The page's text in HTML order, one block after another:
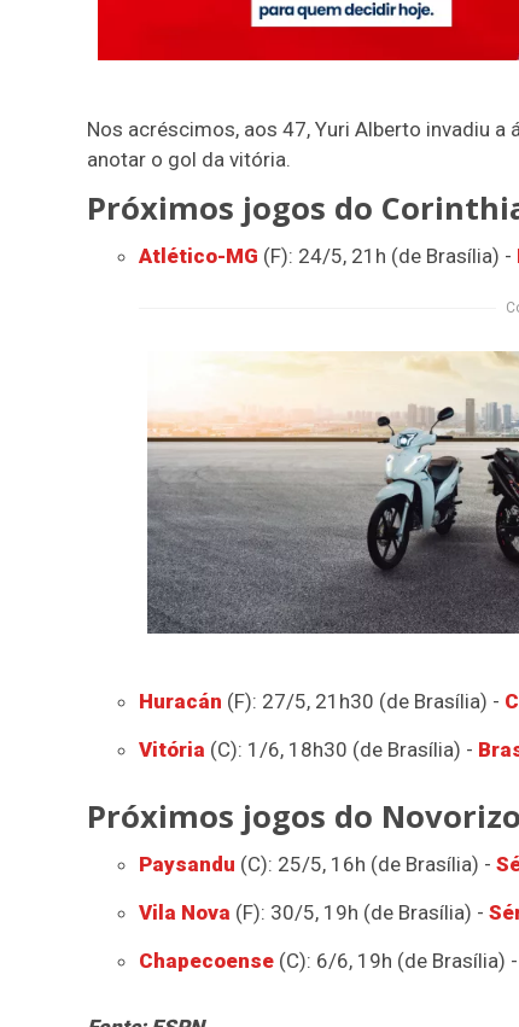
Nos acréscimos, aos 47, Yuri Alberto invadiu
anotar o gol da vitória.
Próximos jogos do
Atlético-MG (F): 24/5, 21h (de Brasília) -
Huracán (F): 27/5, 21h30 (de Brasília) -
Vitória (C): 1/6, 18h30 (de Brasília) -
Próximos jogos do
Paysandu (C): 25/5, 16h (de Brasília) -
Vila Nova (F): 30/5, 19h (de Brasília) -
Chapecoense(C): 6/6, 19h (de Brasília) -